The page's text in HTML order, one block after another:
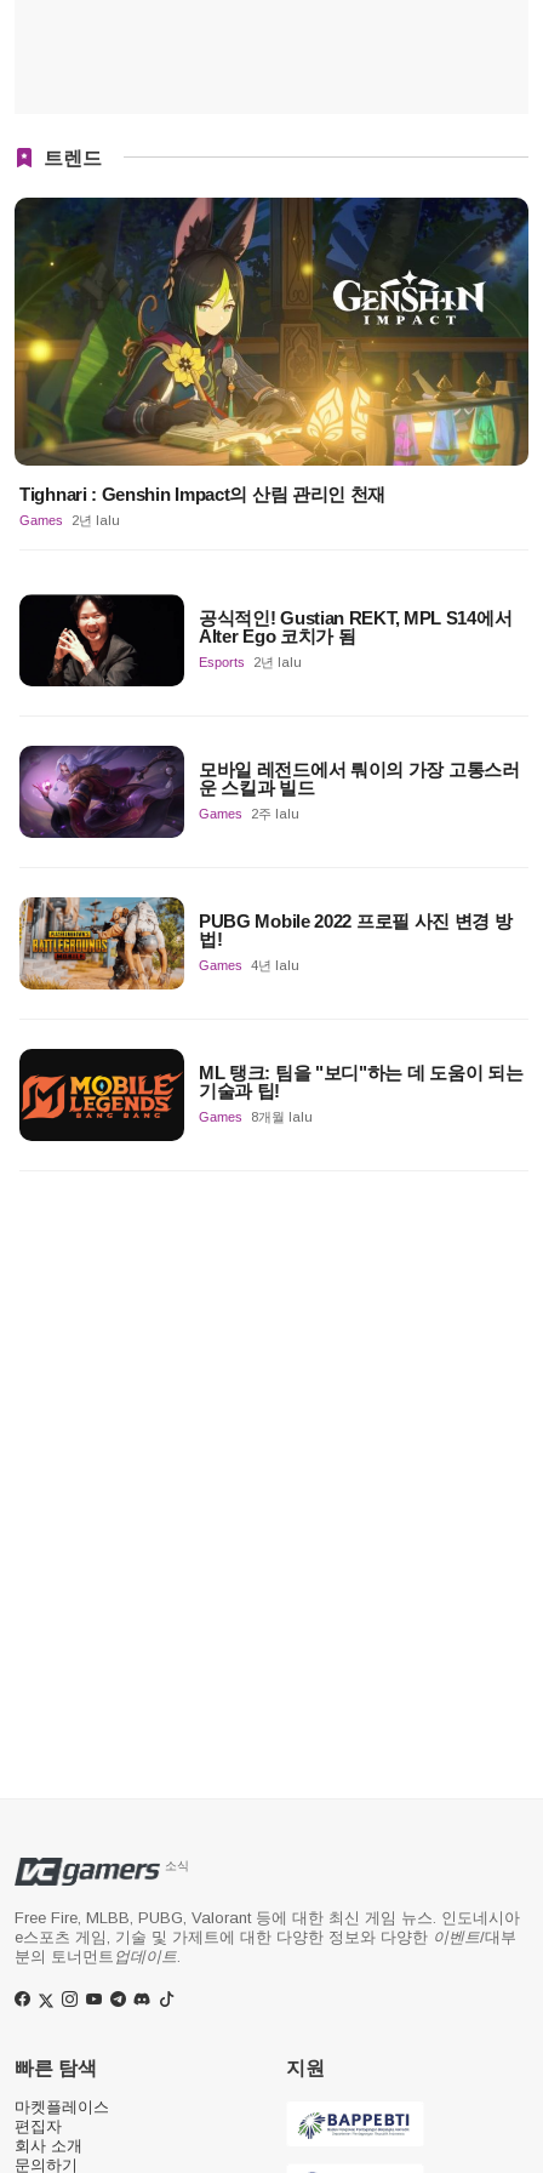
트렌드
Tighnari : Genshin Impact의 산림 관리인 천재
Games 2년 lalu
공식적인! Gustian REKT, MPL S14에서
Alter Ego 코치가 됨
Esports 2년 lalu
모바일 레전드에서 뤄이의 가장 고통스러
운 스킬과 빌드
Games 2주 lalu
PUBG Mobile 2022 프로필 사진 변경 방
법!
Games 4년 lalu
ML 탱크: 팀을 "보디"하는 데 도움이 되는
기술과 팁!
Games 8개월 lalu
소식
Free Fire, MLBB, PUBG, Valorant 등에 대한 최신 게임 뉴스. 인도네시아
e스포츠 게임, 기술 및 가제트에 대한 다양한 정보와 다양한 이벤트/대부
분의 토너먼트 업데이트.
빠른 탐색
마켓플레이스
편집자
회사 소개
문의하기
지원